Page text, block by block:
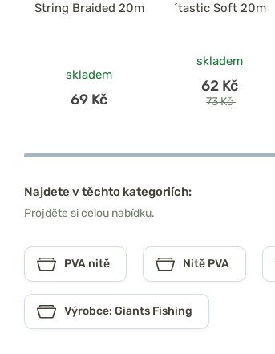
String Braided 20m
skladem
69 Kč
´tastic Soft 20m
skladem
62 Kč
73 Kč
Najdete v těchto kategoriích:
Projděte si celou nabídku.
PVA nitě Nitě PVA
Výrobce: Giants Fishing